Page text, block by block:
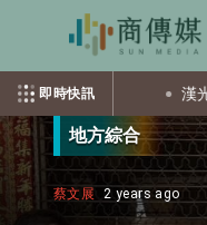
即時快訊
個資？ 漢光42號
地方綜合
蔡文展 2 years ago